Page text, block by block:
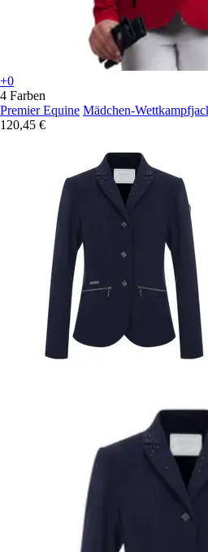
+0
4 Farben
Premier Equine Mädchen-
120,45 €